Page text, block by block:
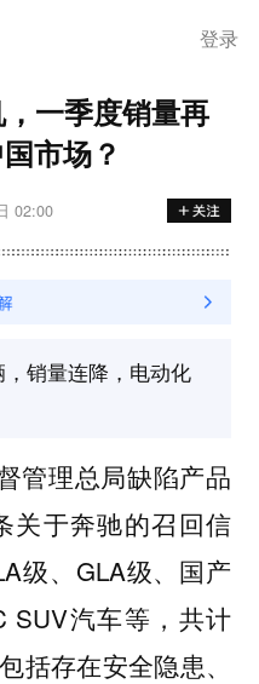
登录
一季度销量再
市场？
02:00
销量连降，电动化
管理总局缺陷产品
关于奔驰的召回信
级、GLA级、国产
SUV汽车等，共计
括存在安全隐患、